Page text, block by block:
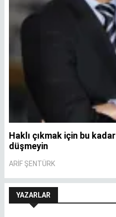
Haklı çıkmak için bu kadar
düşmeyin
ARIF ŞENTÜRK
YAZARLAR